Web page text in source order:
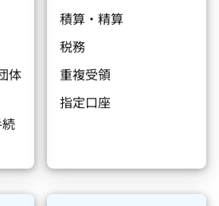
体
積算・精算
税務
重複受領
指定口座